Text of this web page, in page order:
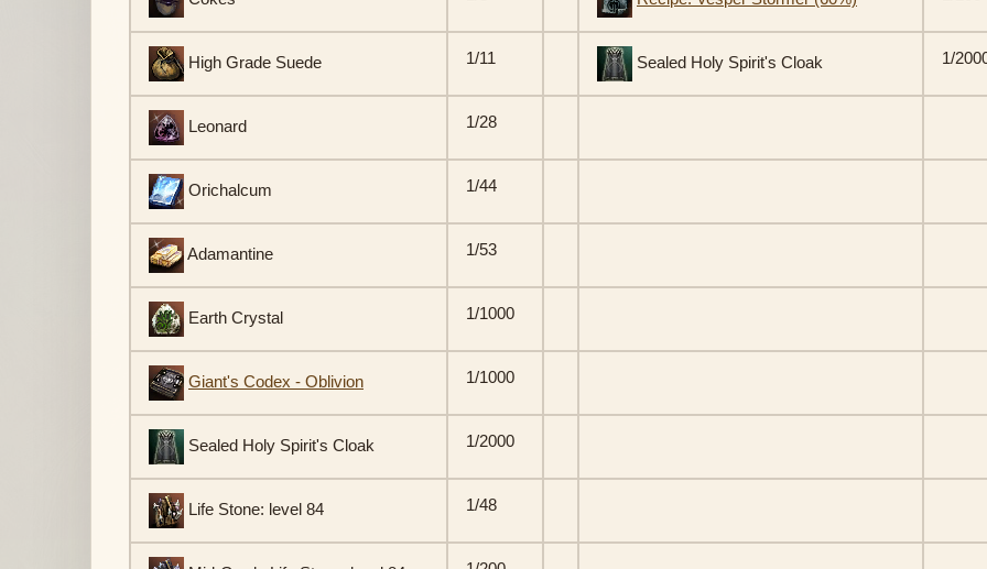
High Grade Suede 1/11 Sealed Holy Spirit's Cloak 1/
Leonard 1/28
Orichalcum 1/44
Adamantine 1/53
Earth Crystal 1/1000
Giant's Codex - Oblivion 1/1000
Sealed Holy Spirit's Cloak 1/2000
Life Stone: level 84 1/48